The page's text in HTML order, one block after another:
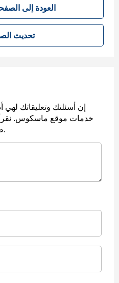
العودة إلى
تحديث الصفحة
إن أسئلتك وتعليقاتك لهي
خدمات موقع ماسكوس. نقرأ
طلبكم في أسرع وقت ممكن.